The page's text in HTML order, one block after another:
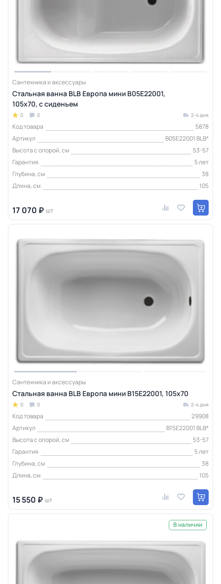
Сантехника и аксессуары
Стальная ванна BLB Европа мини B05E22001,
105x70, с сиденьем
0 0 2-4 дня
Код товара
5878
Артикул
B05E22001 BLB*
Высота с опорой, см
53-57
Гарантия
5 лет
Глубина, см
38
Длина, см
105
17 070 ₽ шт
Сантехника и аксессуары
Стальная ванна BLB Европа мини B15E22001, 105x70
0 0 2-4 дня
Код товара
29908
Артикул
B15E22001 BLB*
Высота с опорой, см
53-57
Гарантия
5 лет
Глубина, см
38
Длина, см
105
15 550 ₽ шт
В наличии